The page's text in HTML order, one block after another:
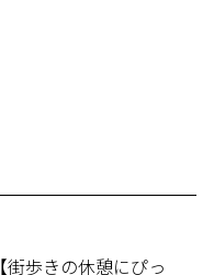
【街歩きの休憩にぴっ